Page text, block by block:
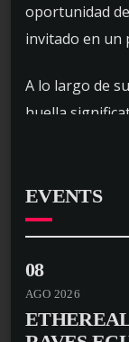
oportunidad
invitado en un
A lo largo de
huella
actuando en
Costa, Sierra,
En los últimos
evolución
destacándose
ecuatoriana.
EVENTS
08
AGO 2026